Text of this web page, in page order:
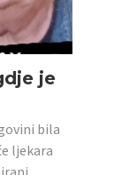
je
bila
ljekara